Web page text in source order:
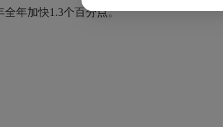
全年加快1.3个百分点。